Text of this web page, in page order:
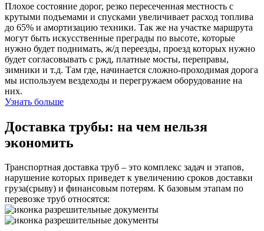
Плохое состояние дорог, резко пересеченная местность с
крутыми подъемами и спусками увеличивает расход топлива
до 65% и амортизацию техники. Так же на участке маршрута
могут быть искусственные преграды по высоте, которые
нужно будет поднимать, ж/д переезды, проезд которых нужно
будет согласовывать с ржд, платные мосты, переправы,
зимники и т.д. Там где, начинается сложно-проходимая дорога
мы используем вездеходы и перегружаем оборудование на
них.
Узнать больше
Доставка трубы: на чем нельзя
экономить
Транспортная доставка труб – это комплекс задач и этапов,
нарушение которых приведет к увеличению сроков доставки
груза(срыву) и финансовым потерям. К базовым этапам по
перевозке труб относятся: